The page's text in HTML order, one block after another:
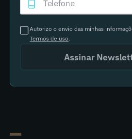
Autorizo o envio das minhas
Termos de uso.
Assinar